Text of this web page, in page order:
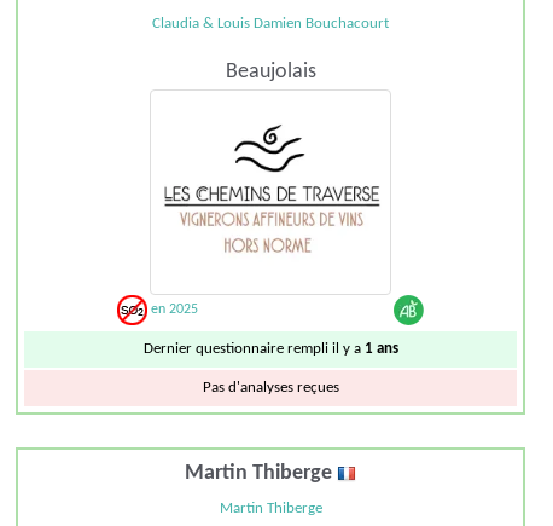
Claudia & Louis Damien Bouchacourt
Beaujolais
en 2025
Dernier questionnaire rempli il y a 1 ans
Pas d'analyses reçues
Martin Thiberge
Martin Thiberge